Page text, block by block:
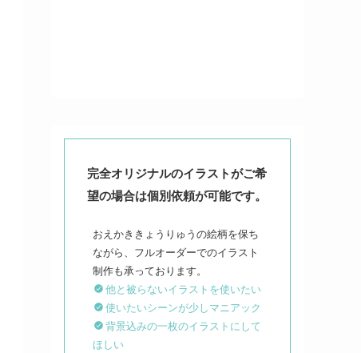
完全オリジナルのイラストがご希
望の場合は個別依頼が可能です。
おえかききょうりゅうの絵柄を保ち
ながら、フルオーダーでのイラスト
他と被らないイラストを使いたい
使いたいシーンが少しマニアック
背景込みの一枚のイラストにして
ほしい